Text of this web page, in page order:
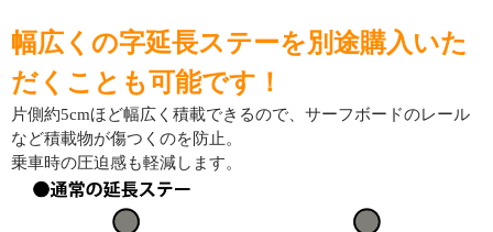
幅広くの字延長ステーを別途購入いた
だくことも可能です！
片側約5cmほど幅広く積載できるので、サーフボードのレール
など積載物が傷つくのを防止。
乗車時の圧迫感も軽減します。